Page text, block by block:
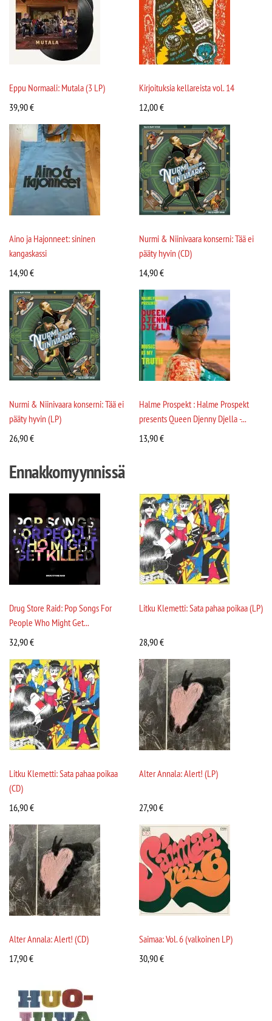
Eppu Normaali: Mutala (3 LP)
39,90€
Kirjoituksia kellareista vol. 14
12,00€
Aino ja Hajonneet: sininen
kangaskassi
14,90€
Nurmi & Niinivaara konserni: Tää ei
pääty hyvin (CD)
14,90€
Nurmi & Niinivaara konserni: Tää ei
pääty hyvin (LP)
26,90€
Halme Prospekt : Halme Prospekt
presents Queen Djenny Djella -...
13,90€
Ennakkomyynnissä
Drug Store Raid: Pop Songs For
People Who Might Get...
32,90€
Litku Klemetti: Sata pahaa poikaa (LP)
28,90€
Litku Klemetti: Sata pahaa poikaa
(CD)
16,90€
Alter Annala: Alert! (LP)
27,90€
Alter Annala: Alert! (CD)
17,90€
Saimaa: Vol. 6 (valkoinen LP)
30,90€